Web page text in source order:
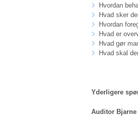
Hvordan
Hvad sker
Hvordan
Hvad er
Hvad gør
Hvad skal
Yderligere
Auditor Bjarne